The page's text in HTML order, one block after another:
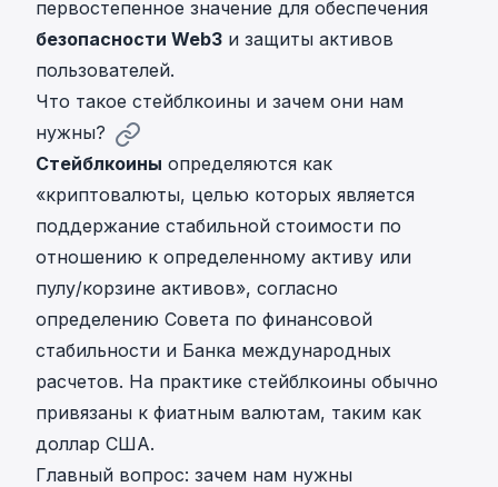
первостепенное значение для обеспечения
безопасности Web3 и защиты активов
пользователей.
Что такое стейблкоины и зачем они нам
нужны?
Стейблкоины определяются как
«криптовалюты, целью которых является
поддержание стабильной стоимости по
отношению к определенному активу или
пулу/корзине активов», согласно
определению Совета по финансовой
стабильности и Банка международных
расчетов. На практике стейблкоины обычно
привязаны к фиатным валютам, таким как
доллар США.
Главный вопрос: зачем нам нужны